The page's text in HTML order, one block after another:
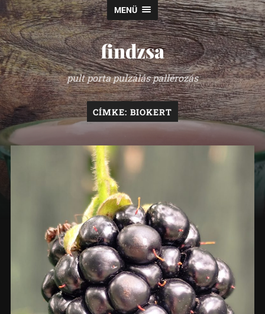
MENÜ
findzsa
pult porta pulzálás pallérozás
CÍMKE: BIOKERT